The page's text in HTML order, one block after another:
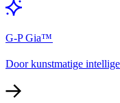
G-P Gia™​​
Door kunstmatige